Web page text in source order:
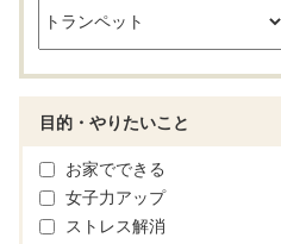
目的・やりたいこと
お家でできる
女子力アップ
ストレス解消